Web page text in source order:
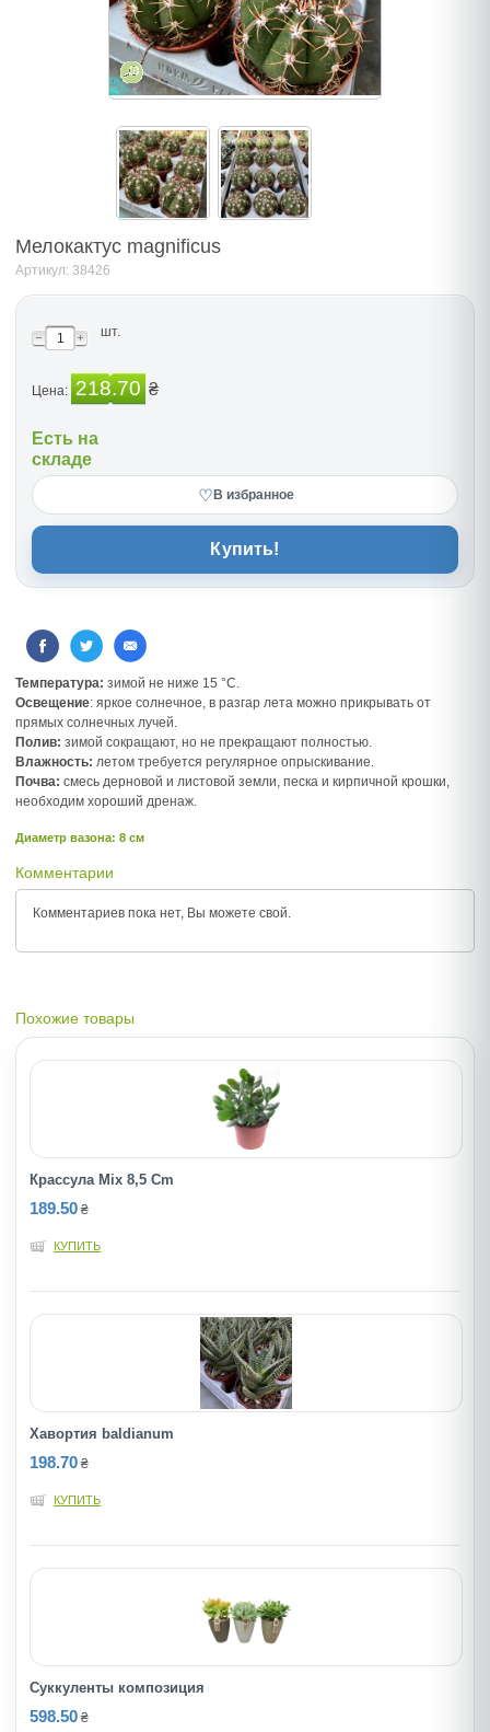
Мелокактус magnificus
Артикул: 38426
шт.
Цена: 218.70 ₴
Есть на
складе
♡ В избранное
Купить!
Температура: зимой не ниже 15 °С.
Освещение: яркое солнечное, в разгар лета можно прикрывать от
прямых солнечных лучей.
Полив: зимой сокращают, но не прекращают полностью.
Влажность: летом требуется регулярное опрыскивание.
Почва: смесь дерновой и листовой земли, песка и кирпичной крошки,
необходим хороший дренаж.
Диаметр вазона: 8 см
Комментарии
Комментариев пока нет, Вы можете свой.
Похожие товары
Крассула Mix 8,5 Cm
189.50 ₴
КУПИТЬ
Хавортия baldianum
198.70 ₴
КУПИТЬ
Суккуленты композиция
598.50 ₴